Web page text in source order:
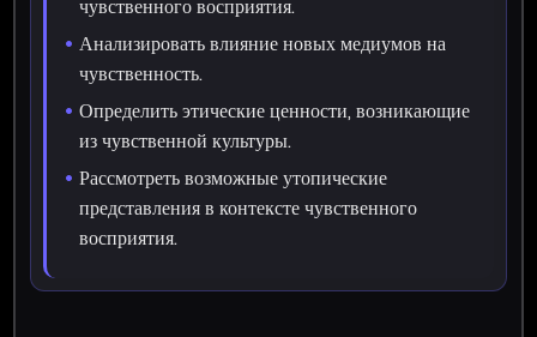
чувственного восприятия.
Анализировать влияние новых медиумов на
чувственность.
Определить этические ценности, возникающие
из чувственной культуры.
Рассмотреть возможные утопические
представления в контексте чувственного
восприятия.